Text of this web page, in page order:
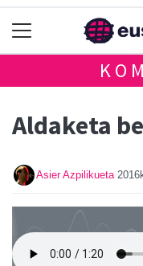
Aldaketa
Asier Azpilikueta